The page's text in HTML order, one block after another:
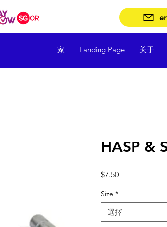
家 Landing Page 关于
HASP &
$7.50價
Size *
選擇